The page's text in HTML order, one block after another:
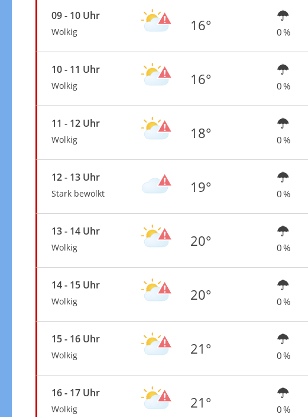
09 - 10 Uhr
Wolkig 16° 0 %
10 - 11 Uhr
Wolkig 16° 0 %
11 - 12 Uhr
Wolkig 18° 0 %
12 - 13 Uhr
Stark bewölkt 19° 0 %
13 - 14 Uhr
Wolkig 20° 0 %
14 - 15 Uhr
Wolkig 20° 0 %
15 - 16 Uhr
Wolkig 21° 0 %
16 - 17 Uhr
Wolkig 21° 0 %